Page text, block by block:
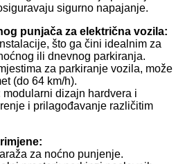
sigurno napajanje.
punjača za električna vozila:
što ga čini idealnim za
ili dnevnog parkiranja.
za parkiranje vozila, može
(do 64 km/h).
dizajn hardvera i
i prilagođavanje različitim
za noćno punjenje.